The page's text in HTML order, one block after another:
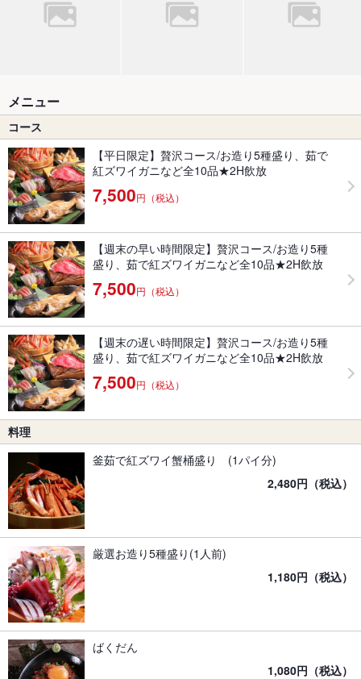
メニュー
コース
【平日限定】贅沢コース/お造り5種盛り、茹で
紅ズワイガニなど全10品★2H飲放
7,500円（税込）
【週末の早い時間限定】贅沢コース/お造り5種
盛り、茹で紅ズワイガニなど全10品★2H飲放
7,500円（税込）
【週末の遅い時間限定】贅沢コース/お造り5種
盛り、茹で紅ズワイガニなど全10品★2H飲放
7,500円（税込）
料理
釜茹で紅ズワイ蟹桶盛り (1パイ分)
2,480円（税込）
厳選お造り5種盛り(1人前)
1,180円（税込）
ばくだん
1,080円（税込）